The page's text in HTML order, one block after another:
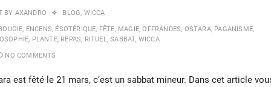
BY AXANDRO BLOG, WICCA
, ENCENS, ÉSOTÉRIQUE, FÊTE, MAGIE,OFFRANDES, OSTARA, PAGANISME,
, PLANTE, REPAS, RITUEL,SABBAT, WICCA
NO COMMENTS
est fêté le 21 mars, c’est un sabbat mineur. Dans cet article